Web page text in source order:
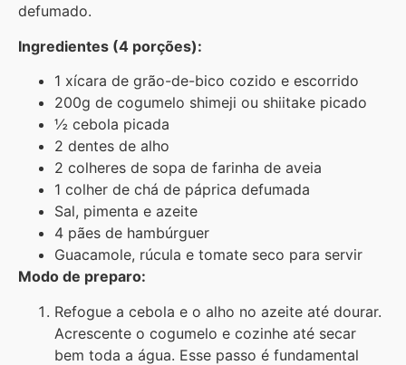
defumado.
Ingredientes (4 porções):
1 xícara de grão-de-bico cozido e escorrido
200g de cogumelo shimeji ou shiitake picado
½ cebola picada
2 dentes de alho
2 colheres de sopa de farinha de aveia
1 colher de chá de páprica defumada
Sal, pimenta e azeite
4 pães de hambúrguer
Guacamole, rúcula e tomate seco para servir
Modo de preparo:
Refogue a cebola e o alho no azeite até dourar.
Acrescente o cogumelo e cozinhe até secar
bem toda a água. Esse passo é fundamental